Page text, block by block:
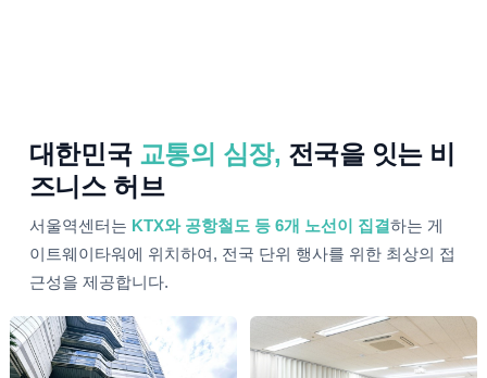
대한민국 교통의 심장, 전국을 잇는 비
즈니스 허브
서울역센터는 KTX와 공항철도 등 6개 노선이 집결하는 게
이트웨이타워에 위치하여, 전국 단위 행사를 위한 최상의 접
근성을 제공합니다.